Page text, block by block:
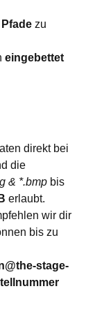
zu
eingebettet
direkt bei
die
& *.bmp bis
erlaubt.
wir dir
bis zu
stage-